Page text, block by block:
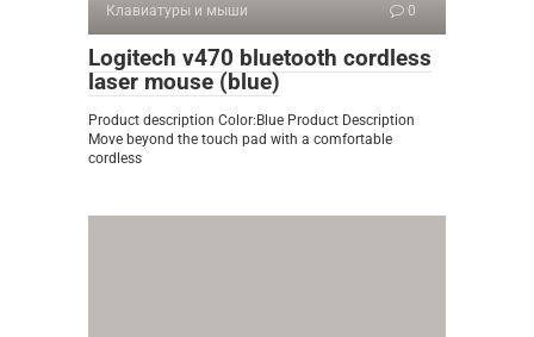
Клавиатуры и мыши 0
Logitech v470 bluetooth cordless
laser mouse (blue)
Product description Color:Blue Product Description
Move beyond the touch pad with a comfortable
cordless